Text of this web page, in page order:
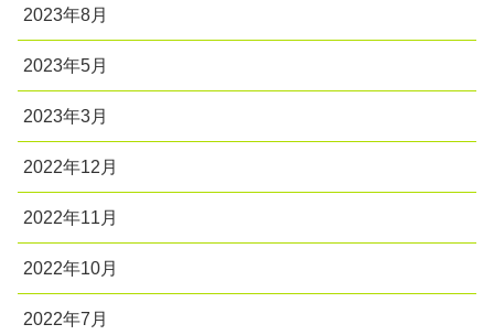
2023年8月
2023年5月
2023年3月
2022年12月
2022年11月
2022年10月
2022年7月